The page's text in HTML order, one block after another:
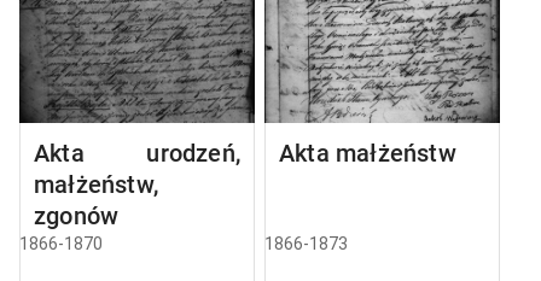
Akta urodzeń,
małżeństw,
zgonów
1866-1870
Akta małżeństw
1866-1873